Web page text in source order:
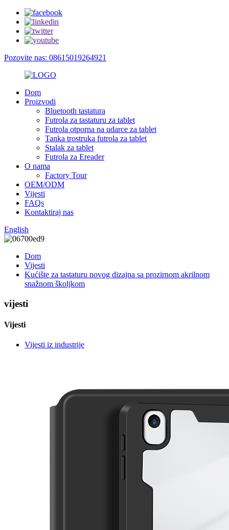
Pozovite nas: 08615019264921
Dom
Proizvodi
Bluetooth tastatura
Futrola za tastaturu za tablet
Futrola otporna na udarce za tablet
Tanka trostruka futrola za tablet
Stalak za tablet
Futrola za Ereader
O nama
Factory Tour
OEM/ODM
Vijesti
FAQs
Kontaktiraj nas
English
Dom
Vijesti
Kućište za tastaturu novog dizajna sa prozirnom akrilnom
snažnom školjkom
vijesti
Vijesti
Vijesti iz industrije